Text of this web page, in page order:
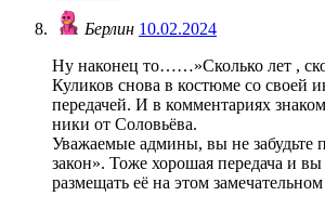
Берлин 10.02.2024
Ну наконец то……»Сколько лет ,
Куликов снова в костюме со своей
передачей. И в комментариях
ники от Соловьёва.
Уважаемые админы, вы не забудьте
закон». Тоже хорошая передача и
размещать её на этом замечательном